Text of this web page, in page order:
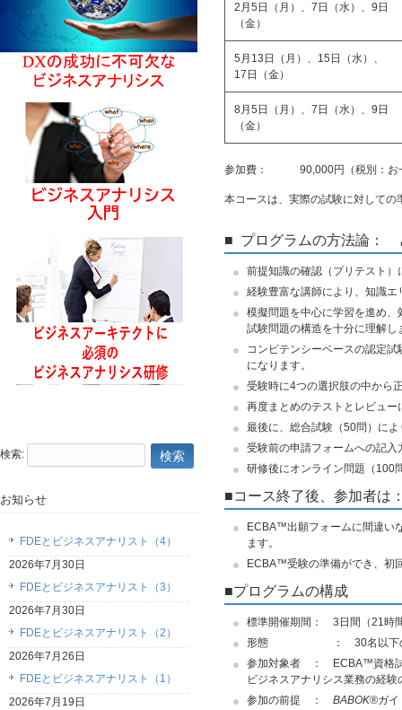
2月5日（月）、7日（水）、9日
（金）
5月13日（月）、15日（水）、
17日（金）
8月5日（月）、7日（水）、9日
（金）
参加費： 90,000円（税別：お
本コースは、実際の試験に対して
■ プログラムの方法論：
前提知識の確認（プリテスト
経験豊富な講師により、知識
模擬問題を中心に学習を進め
試験問題の構造を十分に理解し
コンピテンシーベースの認定
になります。
受験時に4つの選択肢の中から
再度まとめのテストとレビュ
最後に、総合試験（50問）に
受験前の申請フォームへの記
研修後にオンライン問題（100
■コース終了後、参加者は
ECBA™出願フォームに間違い
ます。
ECBA™受験の準備ができ、初
■プログラムの構成
標準開催期間： 3日間（21時
形態 ： 30名以下の小人
参加対象者 ： ECBA™資格試
ビジネスアナリシス業務の経
参加の前提 ： BABOK®ガ
検索:
お知らせ
FDEとビジネスアナリスト（4）
2026年7月30日
FDEとビジネスアナリスト（3）
2026年7月30日
FDEとビジネスアナリスト（2）
2026年7月26日
FDEとビジネスアナリスト（1）
2026年7月19日